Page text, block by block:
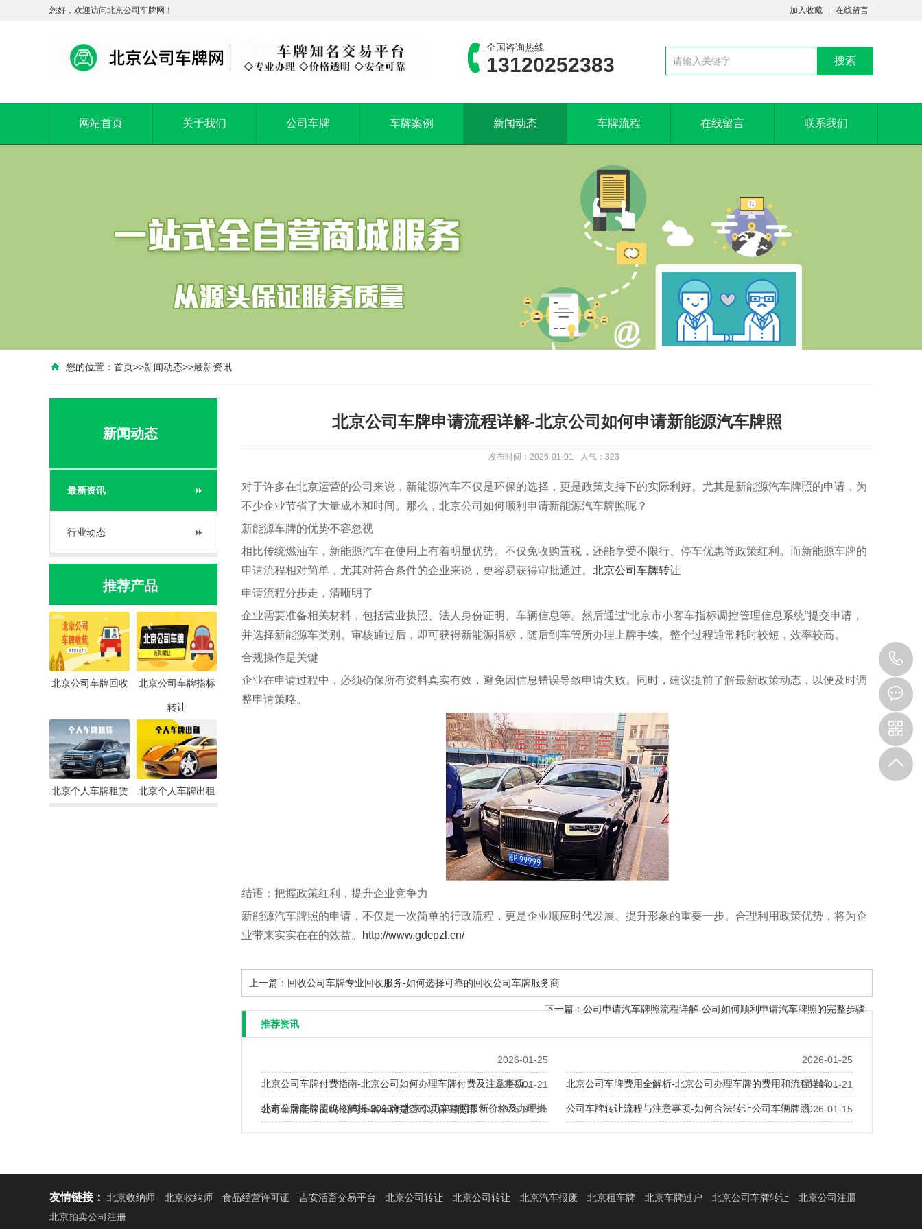
您好，欢迎访问北京公司车牌网！ 加入收藏 在线留言
全国咨询热线
13120252383
网站首页 关于我们 公司车牌 车牌案例 新闻动态 车牌流程 在线留言 联系我们
您的位置： 首页>>新闻动态>>最新资讯
新闻动态
最新资讯
行业动态
推荐产品
北京公司车牌回收 北京公司车牌指标
转让
北京个人车牌租赁 北京个人车牌出租
北京公司车牌申请流程详解-北京公司如何申请新能源汽车牌照
发布时间：2026-01-01 人气： 323
对于许多在北京运营的公司来说，新能源汽车不仅是环保的选择，更是政策支持下的实际利好。尤其是新能源汽车牌照的申请，为
不少企业节省了大量成本和时间。那么，北京公司如何顺利申请新能源汽车牌照呢？
新能源车牌的优势不容忽视
相比传统燃油车，新能源汽车在使用上有着明显优势。不仅免收购置税，还能享受不限行、停车优惠等政策红利。而新能源车牌的
申请流程相对简单，尤其对符合条件的企业来说，更容易获得审批通过。 北京公司车牌转让
申请流程分步走，清晰明了
企业需要准备相关材料，包括营业执照、法人身份证明、车辆信息等。然后通过“北京市小客车指标调控管理信息系统”提交申请，
并选择新能源车类别。审核通过后，即可获得新能源指标，随后到车管所办理上牌手续。整个过程通常耗时较短，效率较高。
合规操作是关键
企业在申请过程中，必须确保所有资料真实有效，避免因信息错误导致申请失败。同时，建议提前了解最新政策动态，以便及时调
整申请策略。
结语：把握政策红利，提升企业竞争力
新能源汽车牌照的申请，不仅是一次简单的行政流程，更是企业顺应时代发展、提升形象的重要一步。合理利用政策优势，将为企
业带来实实在在的效益。
http://www.gdcpzl.cn/
上一篇： 回收公司车牌专业回收服务-如何选择可靠的回收公司车牌服务商
下一篇：公司申请汽车牌照流程详解-公司如何顺利申请汽车牌照的完整步骤
推荐资讯
2026-01-25
北京公司车牌付费指南-北京公司如何办理车牌付费及注意事项…
2026-01-25
北京公司车牌费用全解析-北京公司办理车牌的费用和流程详解…
2026-01-21
北京公司车牌照价格解析-2026年北京公司车牌照最新价格及办理指
南…
2026-01-21
公司车牌转让流程与注意事项-如何合法转让公司车辆牌照…
2026-01-15
公司车牌能保留吗-公司车辆车牌是否可以保留使用？… 2026-01-15
北京公司车牌注销流程与费用-北京公司车辆注销手续及注意事项…
友情链接： 北京收纳师 北京收纳师 食品经营许可证 吉安活畜交易平台 北京公司转让 北京公司转让 北京汽车报废 北京租车牌 北京车牌过户 北京公司车牌转让
北京公司注册
北京拍卖公司注册